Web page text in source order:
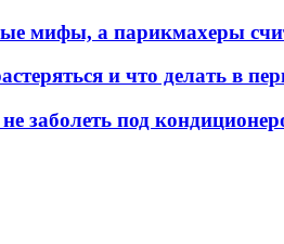
мифы, а парикмахеры
и что делать в
заболеть под